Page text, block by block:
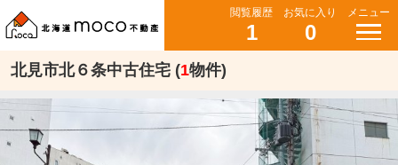
閲覧履歴
1
お気に入り
0
メニュー
北見市北６条中古住宅 (1物件)